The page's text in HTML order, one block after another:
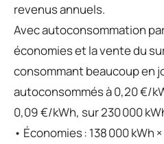
revenus annuels.
Avec autoconsommation
économies et la vente du
consommant beaucoup en
autoconsommés à 0,20 €/
0,09 €/kWh, sur 230 000
• Économies : 138 000 kWh